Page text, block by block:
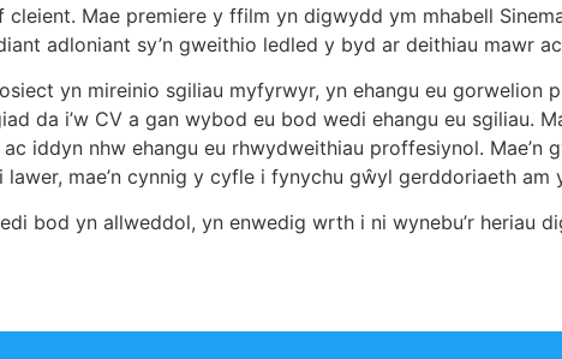
Mae premiere y ffilm yn digwydd ym mhabell
adloniant sy’n gweithio ledled y byd ar deithiau mawr
yn mireinio sgiliau myfyrwyr, yn ehangu eu
da i’w CV a gan wybod eu bod wedi ehangu eu sgiliau.
iddyn nhw ehangu eu rhwydweithiau proffesiynol.
mae’n cynnig y cyfle i fynychu gŵyl gerddoriaeth am
bod yn allweddol, yn enwedig wrth i ni wynebu’r heriau